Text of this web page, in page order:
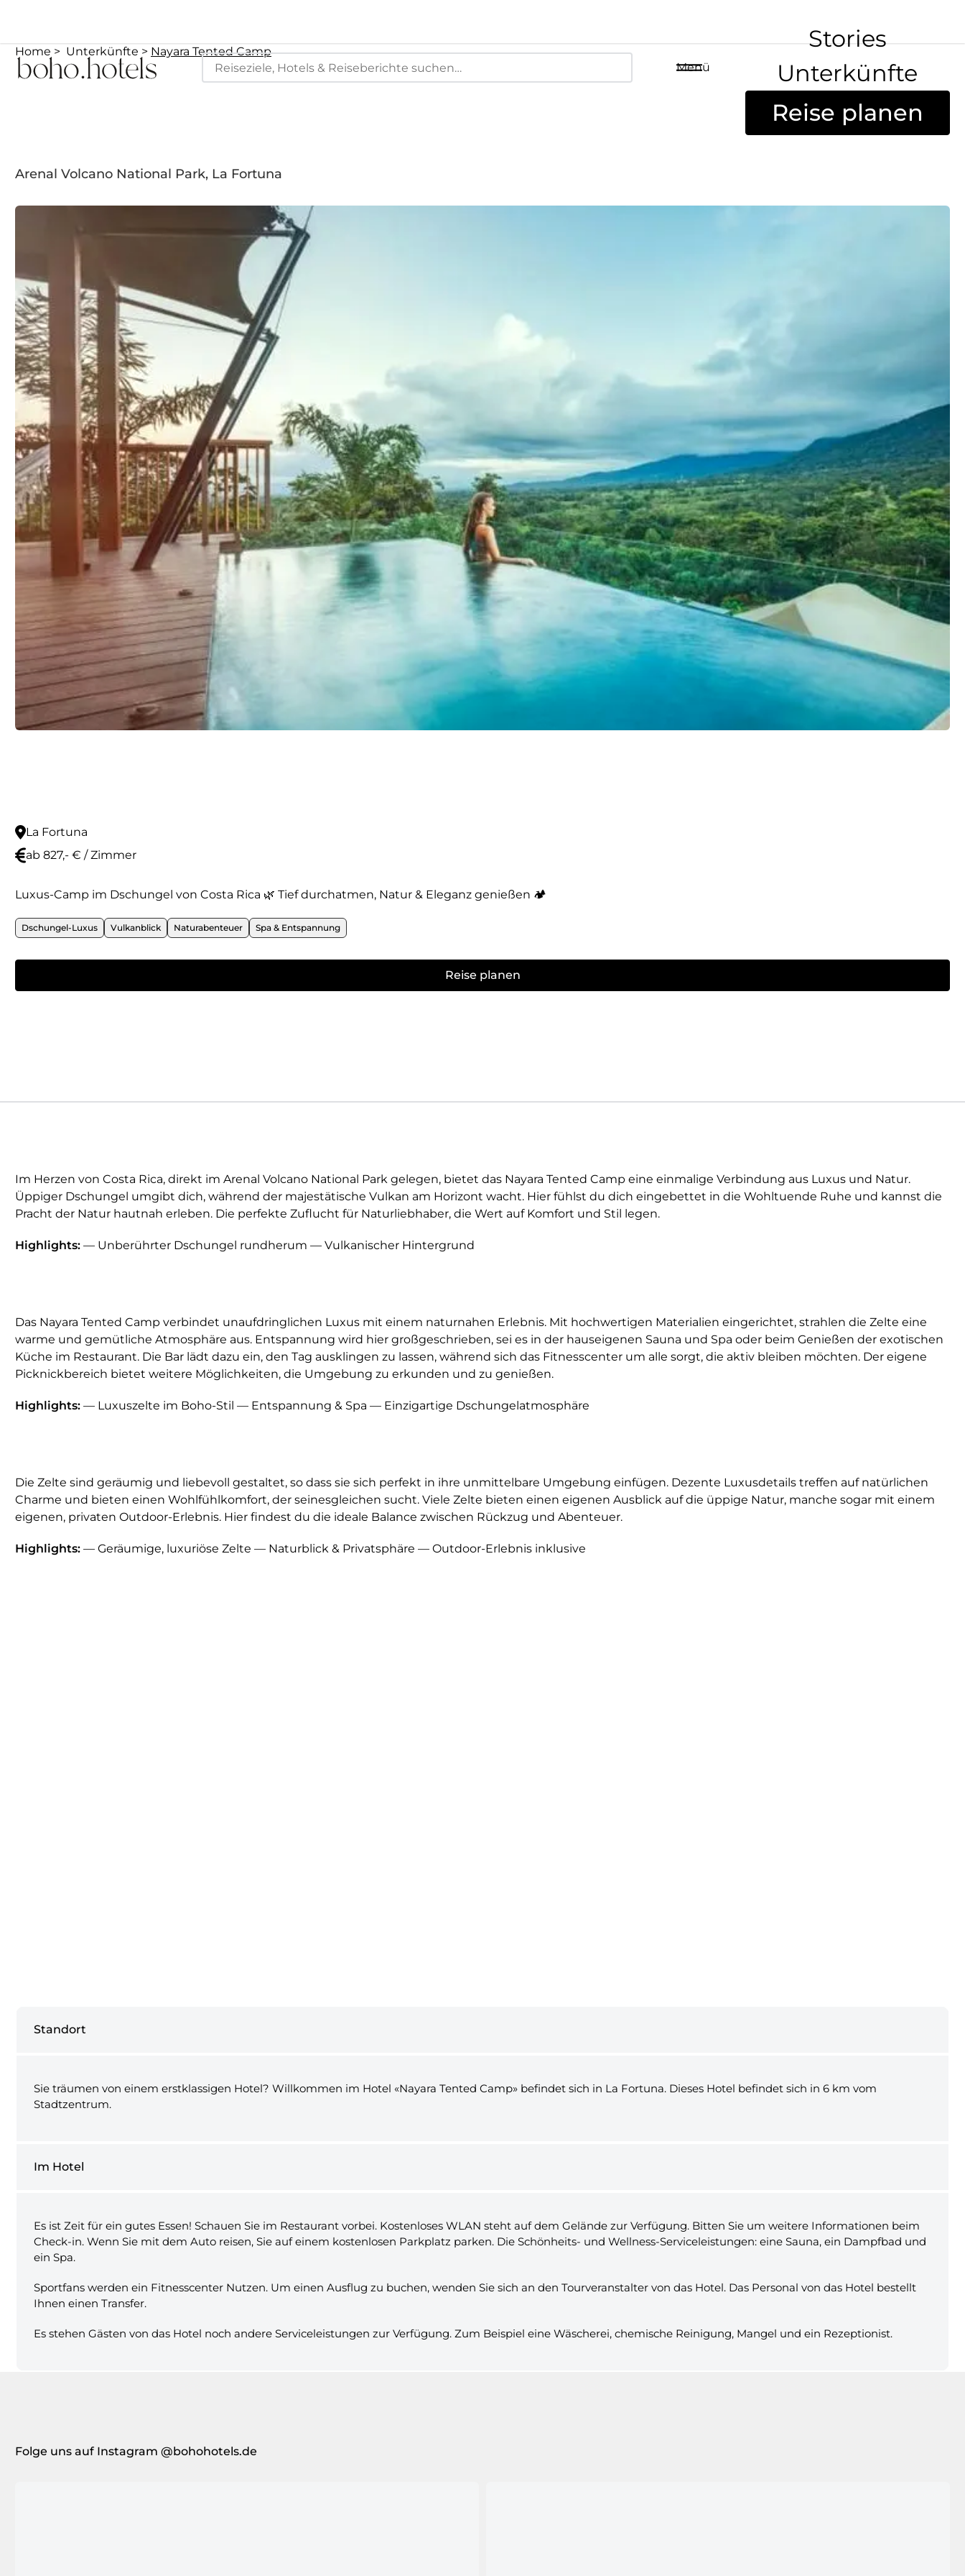
Menü
Stories
Unterkünfte
Reise planen
Home Unterkünfte Nayara Tented Camp
Arenal Volcano National Park, La Fortuna
La Fortuna
ab 827,- € / Zimmer
Luxus-Camp im Dschungel von Costa Rica 🌿 Tief durchatmen, Natur & Eleganz genießen 🏕️
Dschungel-Luxus Vulkanblick Naturabenteuer Spa & Entspannung
Reise planen
Im Herzen von Costa Rica, direkt im Arenal Volcano National Park gelegen, bietet das Nayara Tented Camp eine einmalige Verbindung aus Luxus und Natur.
Üppiger Dschungel umgibt dich, während der majestätische Vulkan am Horizont wacht. Hier fühlst du dich eingebettet in die Wohltuende Ruhe und kannst die
Pracht der Natur hautnah erleben. Die perfekte Zuflucht für Naturliebhaber, die Wert auf Komfort und Stil legen.
Highlights: — Unberührter Dschungel rundherum — Vulkanischer Hintergrund
Das Nayara Tented Camp verbindet unaufdringlichen Luxus mit einem naturnahen Erlebnis. Mit hochwertigen Materialien eingerichtet, strahlen die Zelte eine
warme und gemütliche Atmosphäre aus. Entspannung wird hier großgeschrieben, sei es in der hauseigenen Sauna und Spa oder beim Genießen der exotischen
Küche im Restaurant. Die Bar lädt dazu ein, den Tag ausklingen zu lassen, während sich das Fitnesscenter um alle sorgt, die aktiv bleiben möchten. Der eigene
Picknickbereich bietet weitere Möglichkeiten, die Umgebung zu erkunden und zu genießen.
Highlights: — Luxuszelte im Boho-Stil — Entspannung & Spa — Einzigartige Dschungelatmosphäre
Die Zelte sind geräumig und liebevoll gestaltet, so dass sie sich perfekt in ihre unmittelbare Umgebung einfügen. Dezente Luxusdetails treffen auf natürlichen
Charme und bieten einen Wohlfühlkomfort, der seinesgleichen sucht. Viele Zelte bieten einen eigenen Ausblick auf die üppige Natur, manche sogar mit einem
eigenen, privaten Outdoor-Erlebnis. Hier findest du die ideale Balance zwischen Rückzug und Abenteuer.
Highlights: — Geräumige, luxuriöse Zelte — Naturblick & Privatsphäre — Outdoor-Erlebnis inklusive
Standort
Sie träumen von einem erstklassigen Hotel? Willkommen im Hotel «Nayara Tented Camp» befindet sich in La Fortuna. Dieses Hotel befindet sich in 6 km vom
Stadtzentrum.
Im Hotel
Es ist Zeit für ein gutes Essen! Schauen Sie im Restaurant vorbei. Kostenloses WLAN steht auf dem Gelände zur Verfügung. Bitten Sie um weitere Informationen beim
Check-in. Wenn Sie mit dem Auto reisen, Sie auf einem kostenlosen Parkplatz parken. Die Schönheits- und Wellness-Serviceleistungen: eine Sauna, ein Dampfbad und
ein Spa.
Sportfans werden ein Fitnesscenter Nutzen. Um einen Ausflug zu buchen, wenden Sie sich an den Tourveranstalter von das Hotel. Das Personal von das Hotel bestellt
Ihnen einen Transfer.
Es stehen Gästen von das Hotel noch andere Serviceleistungen zur Verfügung. Zum Beispiel eine Wäscherei, chemische Reinigung, Mangel und ein Rezeptionist.
Folge uns auf Instagram @bohohotels.de